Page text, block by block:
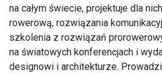
na całym świecie, projektuje dla
rowerową, rozwiązania
szkolenia z rozwiązań
na światowych konferencjach i
designowi i architekturze.